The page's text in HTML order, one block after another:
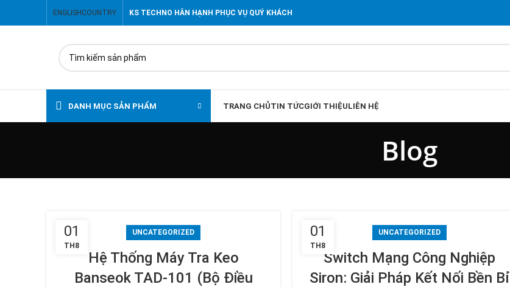
ENGLISH COUNTRY KS TECHNO HÂN HẠNH PHỤC VỤ QUÝ KHÁCH
DANH MỤC SẢN PHẨM TRANG CHỦTIN TỨCGIỚI THIỆULIÊN HỆ
Blog
01
TH8
UNCATEGORIZED
Hệ Thống Máy Tra Keo
Banseok TAD-101 (Bộ Điều
01
TH8
UNCATEGORIZED
Switch Mạng Công Nghiệp
Siron: Giải Pháp Kết Nối Bền Bỉ